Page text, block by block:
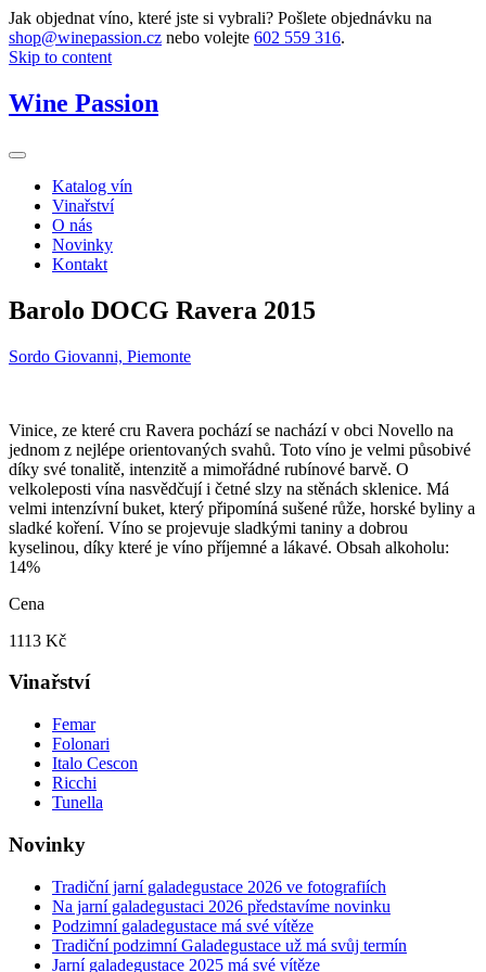
Jak objednat víno, které jste si vybrali? Pošlete objednávku na
shop@winepassion.cz nebo volejte 602 559 316.
Skip to content
Wine Passion
Katalog vín
Vinařství
O nás
Novinky
Kontakt
Barolo DOCG Ravera 2015
Sordo Giovanni, Piemonte
Vinice, ze které cru Ravera pochází se nachází v obci Novello na
jednom z nejlépe orientovaných svahů. Toto víno je velmi působivé
díky své tonalitě, intenzitě a mimořádné rubínové barvě. O
velkoleposti vína nasvědčují i četné slzy na stěnách sklenice. Má
velmi intenzívní buket, který připomíná sušené růže, horské byliny a
sladké koření. Víno se projevuje sladkými taniny a dobrou
kyselinou, díky které je víno příjemné a lákavé. Obsah alkoholu:
14%
Cena
1113 Kč
Vinařství
Femar
Folonari
Italo Cescon
Ricchi
Tunella
Novinky
Tradiční jarní galadegustace 2026 ve fotografiích
Na jarní galadegustaci 2026 představíme novinku
Podzimní galadegustace má své vítěze
Tradiční podzimní Galadegustace už má svůj termín
Jarní galadegustace 2025 má své vítěze